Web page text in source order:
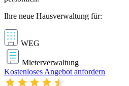
Ihre neue Hausverwaltung für:
WEG
Mieterverwaltung
Kostenloses Angebot anfordern